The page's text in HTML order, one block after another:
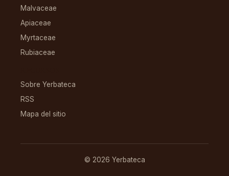
Malvaceae
Apiaceae
Myrtaceae
Rubiaceae
Sobre Yerbateca
RSS
Mapa del sitio
© 2026 Yerbateca